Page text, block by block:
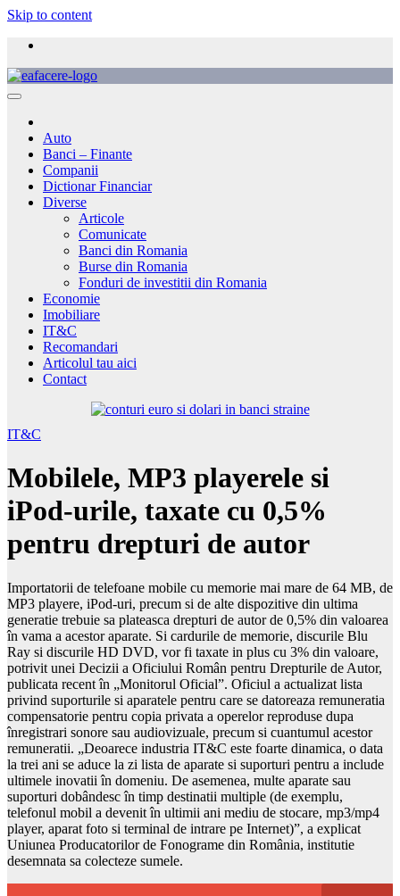
Skip to content
Auto
Banci – Finante
Companii
Dictionar Financiar
Diverse
Articole
Comunicate
Banci din Romania
Burse din Romania
Fonduri de investitii din Romania
Economie
Imobiliare
IT&C
Recomandari
Articolul tau aici
Contact
IT&C
Mobilele, MP3 playerele si
iPod-urile, taxate cu 0,5%
pentru drepturi de autor
Importatorii de telefoane mobile cu memorie mai mare de 64 MB, de
MP3 playere, iPod-uri, precum si de alte dispozitive din ultima
generatie trebuie sa plateasca drepturi de autor de 0,5% din valoarea
în vama a acestor aparate. Si cardurile de memorie, discurile Blu
Ray si discurile HD DVD, vor fi taxate in plus cu 3% din valoare,
potrivit unei Decizii a Oficiului Român pentru Drepturile de Autor,
publicata recent în „Monitorul Oficial”. Oficiul a actualizat lista
privind suporturile si aparatele pentru care se datoreaza remuneratia
compensatorie pentru copia privata a operelor reproduse dupa
înregistrari sonore sau audiovizuale, precum si cuantumul acestor
remuneratii. „Deoarece industria IT&C este foarte dinamica, o data
la trei ani se aduce la zi lista de aparate si suporturi pentru a include
ultimele inovatii în domeniu. De asemenea, multe aparate sau
suporturi dobândesc în timp destinatii multiple (de exemplu,
telefonul mobil a devenit în ultimii ani mediu de stocare, mp3/mp4
player, aparat foto si terminal de intrare pe Internet)”, a explicat
Uniunea Producatorilor de Fonograme din România, institutie
desemnata sa colecteze sumele.